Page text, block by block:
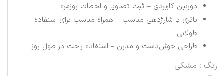
دوربین کاربردی – ثبت تصاویر و لحظات روزمره
باتری با شارژدهی مناسب – همراه مناسب برای استفاده
طولانی
طراحی خوش‌دست و مدرن – استفاده راحت در طول روز
رنگ : مشکی